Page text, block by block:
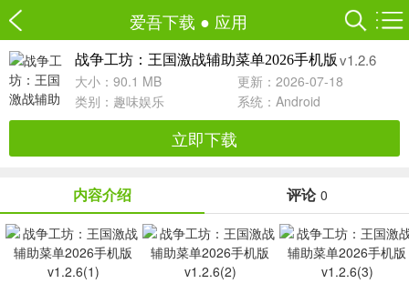
爱吾下载 ● 应用
战争工坊：王国激战辅助菜单2026手机版 v1.2.6
大小：90.1 MB
更新：2026-07-18
类别： 趣味娱乐 系统：Android
立即下载
内容介绍 评论 0